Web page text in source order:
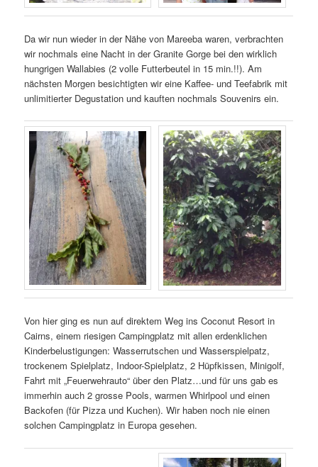
Da wir nun wieder in der Nähe von Mareeba waren, verbrachten
wir nochmals eine Nacht in der Granite Gorge bei den wirklich
hungrigen Wallabies (2 volle Futterbeutel in 15 min.!!). Am
nächsten Morgen besichtigten wir eine Kaffee- und Teefabrik mit
unlimitierter Degustation und kauften nochmals Souvenirs ein.
Von hier ging es nun auf direktem Weg ins Coconut Resort in
Cairns, einem riesigen Campingplatz mit allen erdenklichen
Kinderbelustigungen: Wasserrutschen und Wasserspielpatz,
trockenem Spielplatz, Indoor-Spielplatz, 2 Hüpfkissen, Minigolf,
Fahrt mit „Feuerwehrauto“ über den Platz…und für uns gab es
immerhin auch 2 grosse Pools, warmen Whirlpool und einen
Backofen (für Pizza und Kuchen). Wir haben noch nie einen
solchen Campingplatz in Europa gesehen.